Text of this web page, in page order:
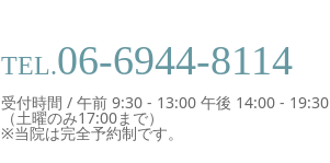
TEL.06-6944-8114
受付時間 / 午前 9:30 - 13:00 午後 14:00 - 19:30
（土曜のみ17:00まで）
※当院は完全予約制です。